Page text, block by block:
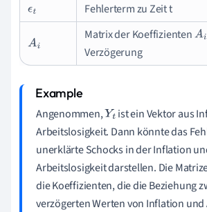
ϵt Fehlerterm zu Zeit t
Ai
Matrix der KoeffizientenAi
Verzögerung
Angenommen,Yt ist ein Vektor aus
Arbeitslosigkeit. Dann könnte das
unerklärte Schocks in der Inflation
Arbeitslosigkeit darstellen. Die
die Koeffizienten, die die Beziehung
verzögerten Werten von Inflation